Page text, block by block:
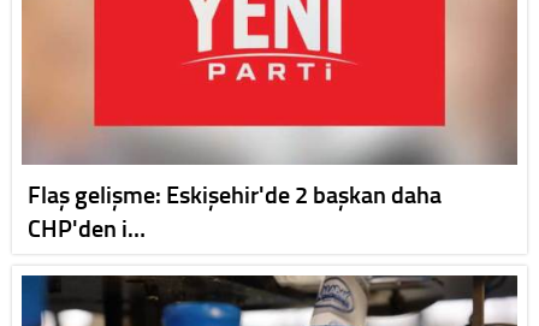
Flaş gelişme: Eskişehir'de 2 başkan daha
CHP'den i…